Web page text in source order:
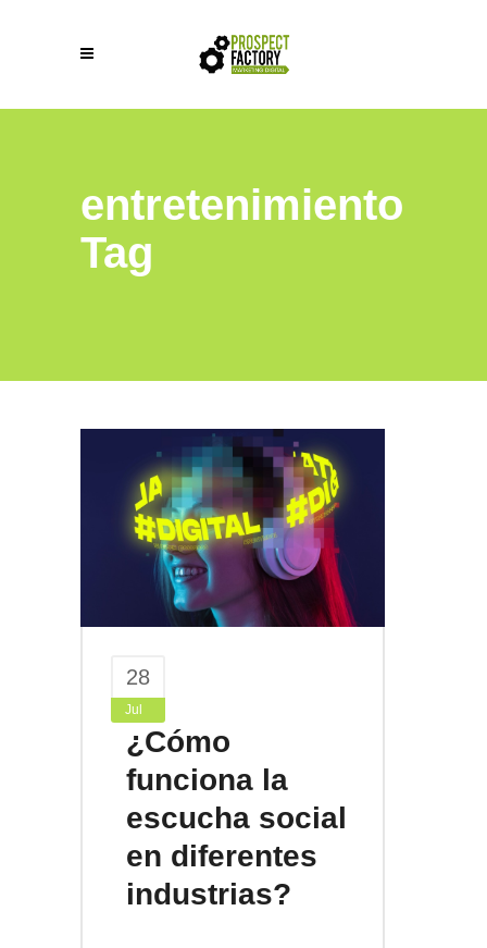
entretenimiento
Tag
28
Jul
¿Cómo
funciona la
escucha social
en diferentes
industrias?